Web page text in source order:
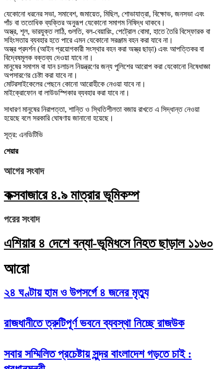
যেকোনো ধরনের সভা, সমাবেশ, জমায়েত, মিছিল, শোভাযাত্রা, বিক্ষোভ, জনসভা এবং
পাঁচ বা ততোধিক ব্যক্তির অনুরূপ যেকোনো সমাগম নিষিদ্ধ থাকবে।
অস্ত্র, শূল, ভারযুক্ত লাঠি, গুলতি, বল-বেয়ারিং, পেট্রোল বোমা, হাতে তৈরি বিস্ফোরক বা
সহিংসতায় ব্যবহার হতে পারে এমন যেকোনো সরঞ্জাম বহন করা যাবে না।
অস্ত্র প্রদর্শন (আইন প্রয়োগকারী সংস্থার বহন করা অস্ত্র ছাড়া) এবং আপত্তিকর বা
বিদ্বেষমূলক বক্তব্য দেওয়া যাবে না।
মানুষের সমাগম বা যান চলাচল নিয়ন্ত্রণের জন্য পুলিশের আরোপ করা যেকোনো নিষেধাজ্ঞা
অপসারণের চেষ্টা করা যাবে না।
মোটরসাইকেলের পেছনে কোনো আরোহীকে নেওয়া যাবে না।
মাইক্রোফোন বা লাউডস্পিকার ব্যবহার করা যাবে না।
সাধারণ মানুষের নিরাপত্তা, শান্তি ও স্থিতিশীলতা বজায় রাখতে এ সিদ্ধান্ত নেওয়া
হয়েছে বলে সরকারি ঘোষণায় জানানো হয়েছে।
সূত্র: এনডিটিভি
শেয়ার
আগের সংবাদ
কক্সবাজারে ৪.৯ মাত্রার ভূমিকম্প
পরের সংবাদ
এশিয়ার ৪ দেশে বন্যা-ভূমিধসে নিহত ছাড়াল ১১৬০
আরো
২৪ ঘণ্টায় হাম ও উপসর্গে ৪ জনের মৃত্যু
রাজধানীতে ত্রুটিপূর্ণ ভবনে ব্যবস্থা নিচ্ছে রাজউক
সবার সম্মিলিত প্রচেষ্টায় সুন্দর বাংলাদেশ গড়তে চাই :